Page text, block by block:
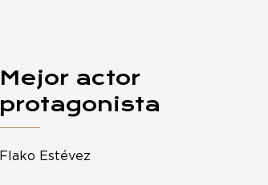
Mejor actor
protagonista
Flako Estévez